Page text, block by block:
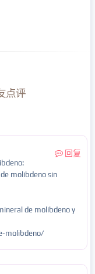
点评
回复
molibdeno sin
de molibdeno y
molibdeno/